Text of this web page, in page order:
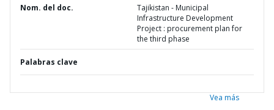
Nom. del doc.
Tajikistan - Municipal
Infrastructure Development
Project : procurement plan for
the third phase
Palabras clave
Vea más